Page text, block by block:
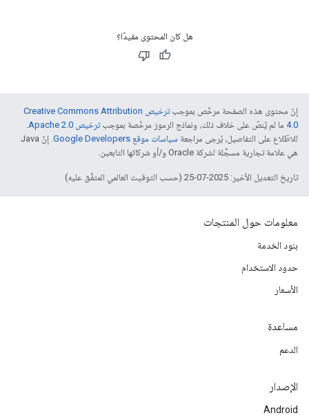
هل كان المحتوى مفيدًا؟
إنّ محتوى هذه الصفحة مرخّص بموجب
ترخيص Creative Commons Attribution
4.0‏ ما لم يُنصّ على خلاف ذلك، ونماذج الرموز مرخّصة بموجبترخيص Apache 2.0‏
.
للاطّلاع على التفاصيل، يُرجى مراجعة سياسات موقع Google Developers‏
. إنّ Java
هي علامة تجارية مسجَّلة لشركة Oracle و/أو شركائها التابعين.
تاريخ التعديل الأخير: 2025-07-25 (حسب التوقيت العالمي المتفَّق عليه)
معلومات حول المنتجات
بنود الخدمة
حدود الاستخدام
الأسعار
مساعدة
الدعم
الإصدار
Android